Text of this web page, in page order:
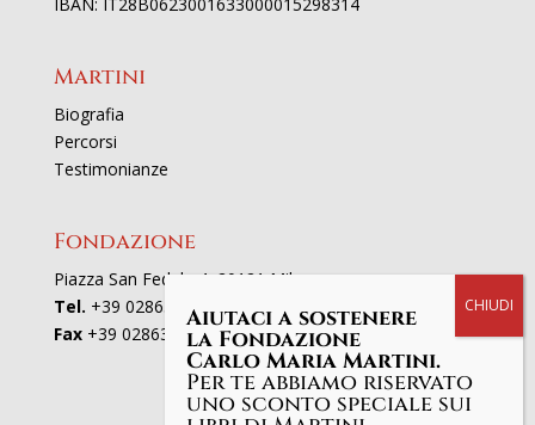
Martini
Biografia
Percorsi
Testimonianze
Fondazione
Piazza San Fedele 4, 20121 Milano
Tel. +39 02863521
Fax+39 0286352801
Aiutaci a sostenere
la Fondazione
Carlo Maria Martini.
Per te abbiamo riservato
uno sconto speciale sui